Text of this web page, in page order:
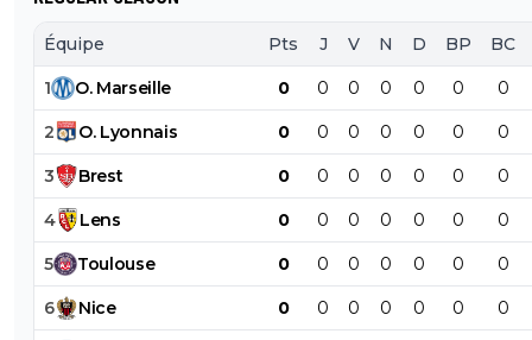
Équipe Pts J V N D BP BC
1 O. Marseille 0 0 0 0 0 0 0
2 O. Lyonnais 0 0 0 0 0 0 0
3 Brest 0 0 0 0 0 0 0
4 Lens 0 0 0 0 0 0 0
5 Toulouse 0 0 0 0 0 0 0
6 Nice 0 0 0 0 0 0 0